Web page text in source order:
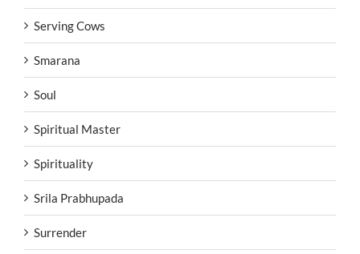
Serving Cows
Smarana
Soul
Spiritual Master
Spirituality
Srila Prabhupada
Surrender